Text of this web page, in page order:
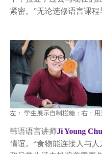
紧密。”无论选修语言课程
左： 学生展示自制椪糖；右：
韩语语言讲师Ji Young
情谊。“食物能连接人与